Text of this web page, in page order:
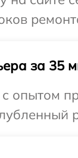
за 35
опытом